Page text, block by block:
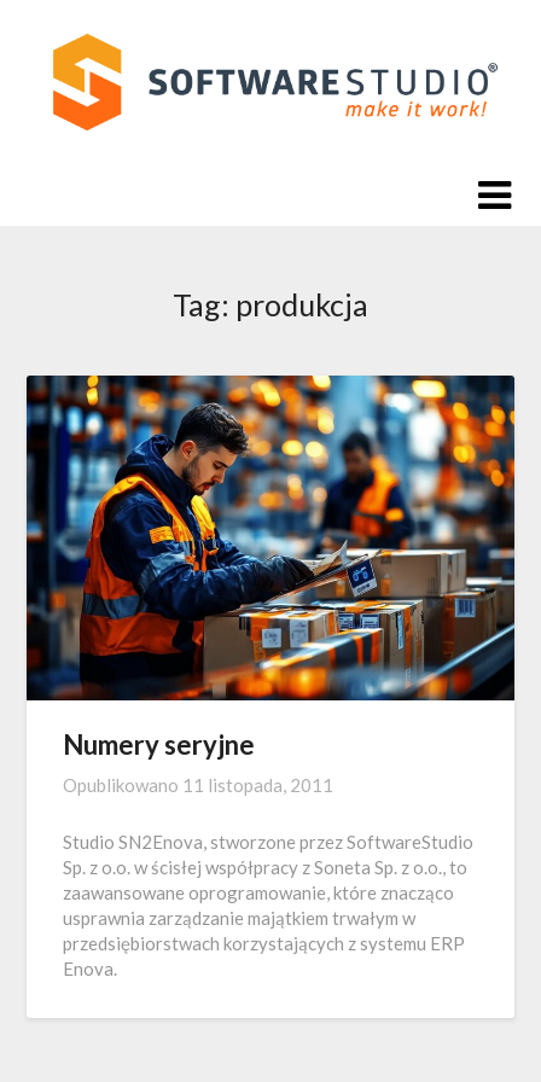
content
Tag: produkcja
Numery seryjne
Opublikowano 11 listopada, 2011
Studio SN2Enova, stworzone przez SoftwareStudio
Sp. z o.o. w ścisłej współpracy z Soneta Sp. z o.o., to
zaawansowane oprogramowanie, które znacząco
usprawnia zarządzanie majątkiem trwałym w
przedsiębiorstwach korzystających z systemu ERP
Enova.